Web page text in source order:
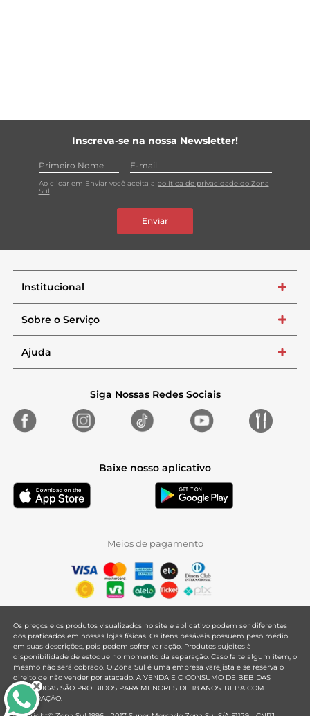
Inscreva-se na nossa Newsletter!
Ao clicar em Enviar você aceita a política de privacidade do Zona
Sul
Enviar
Institucional +
Sobre o Serviço +
Ajuda +
Siga Nossas Redes Sociais
Baixe nosso aplicativo
Meios de pagamento
Os preços e os produtos visualizados no site e aplicativo podem ser diferentes
dos praticados em nossas lojas físicas. Os itens pesáveis possuem peso médio
em suas descrições, pois podem sofrer variação. Produtos sujeitos à
disponibilidade de estoque no momento da separação. Caso falte algum item, o
mesmo não será cobrado. O Zona Sul é uma empresa varejista e se reserva o
direito de não vender por atacado. A VENDA E O CONSUMO DE BEBIDAS
ALCOÓLICAS SÃO PROIBIDOS PARA MENORES DE 18 ANOS. BEBA COM
MODERAÇÃO.